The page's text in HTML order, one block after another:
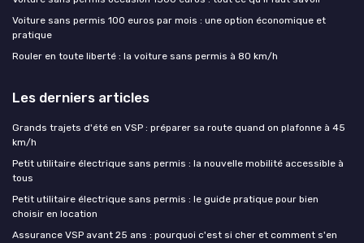
Voiture sans permis 100 euros par mois : une option économique et
pratique
Rouler en toute liberté : la voiture sans permis à 80 km/h
Les derniers articles
Grands trajets d'été en VSP : préparer sa route quand on plafonne à 45
km/h
Petit utilitaire électrique sans permis : la nouvelle mobilité accessible à
tous
Petit utilitaire électrique sans permis : le guide pratique pour bien
choisir en location
Assurance VSP avant 25 ans : pourquoi c'est si cher et comment s'en